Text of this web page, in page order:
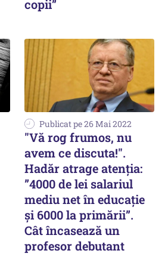
copii”
Publicat pe 26 Mai 2022
"Vă rog frumos, nu
avem ce discuta!".
Hadăr atrage atenția:
”4000 de lei salariul
mediu net în educaţie
şi 6000 la primării”.
Cât încasează un
profesor debutant